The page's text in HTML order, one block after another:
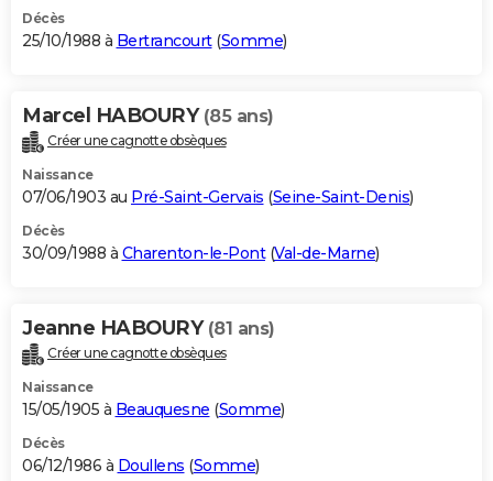
Décès
25/10/1988 à Bertrancourt(Somme)
Marcel HABOURY (85 ans)
Créer une cagnotte obsèques
Naissance
07/06/1903 au Pré-Saint-Gervais (Seine-Saint-Denis)
Décès
30/09/1988 à Charenton-le-Pont(Val-de-Marne)
Jeanne HABOURY (81 ans)
Créer une cagnotte obsèques
Naissance
15/05/1905 à Beauquesne (Somme)
Décès
06/12/1986 à Doullens (Somme)